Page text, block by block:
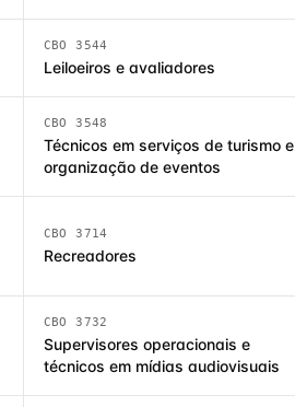
CBO 3544
Leiloeiros e avaliadores
CBO 3548
Técnicos em serviços de turismo e
organização de eventos
CBO 3714
Recreadores
CBO 3732
Supervisores operacionais e
técnicos em mídias audiovisuais